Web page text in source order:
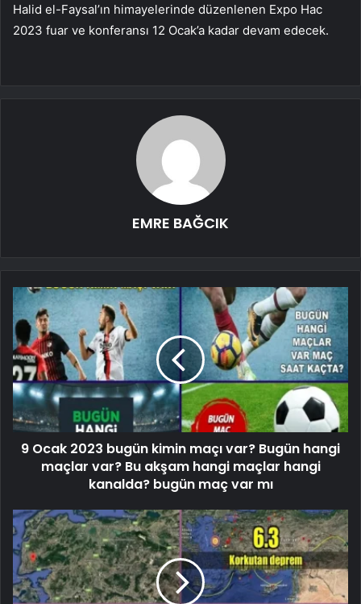
Halid el-Faysal’ın himayelerinde düzenlenen Expo Hac
2023 fuar ve konferansı 12 Ocak’a kadar devam edecek.
EMRE BAĞCIK
9 Ocak 2023 bugün kimin maçı var? Bugün hangi
maçlar var? Bu akşam hangi maçlar hangi
kanalda? bugün maç var mı